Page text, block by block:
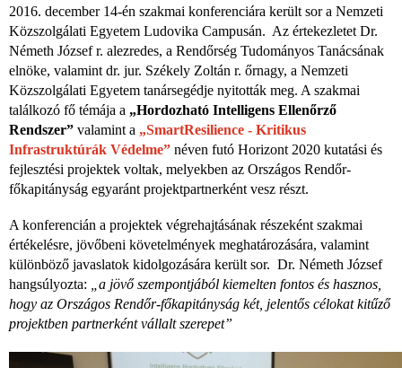
2016. december 14-én szakmai konferenciára került sor a Nemzeti
Közszolgálati Egyetem Ludovika Campusán. Az értekezletet Dr.
Németh József r. alezredes, a Rendőrség Tudományos Tanácsának
elnöke, valamint dr. jur. Székely Zoltán r. őrnagy, a Nemzeti
Közszolgálati Egyetem tanársegédje nyitották meg. A szakmai
találkozó fő témája a „Hordozható Intelligens Ellenőrző
Rendszer” valamint a „SmartResilience - Kritikus
Infrastruktúrák Védelme” néven futó Horizont 2020 kutatási és
fejlesztési projektek voltak, melyekben az Országos Rendőr-
főkapitányság egyaránt projektpartnerként vesz részt.
A konferencián a projektek végrehajtásának részeként szakmai
értékelésre, jövőbeni követelmények meghatározására, valamint
különböző javaslatok kidolgozására került sor. Dr. Németh József
hangsúlyozta:
„a jövő szempontjából kiemelten fontos és hasznos,
hogy az Országos Rendőr-főkapitányság két, jelentős célokat kitűző
projektben partnerként vállalt szerepet”